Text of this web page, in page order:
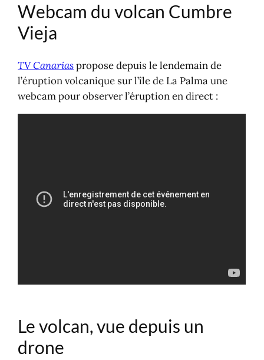
Webcam du volcan Cumbre
Vieja
TV Canariaspropose depuis le lendemain de
l’éruption volcanique sur l’île de La Palma une
webcam pour observer l’éruption en direct :
Le volcan, vue depuis un
drone